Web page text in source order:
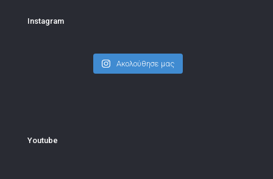
Instagram
Ακολούθησε μας
Youtube